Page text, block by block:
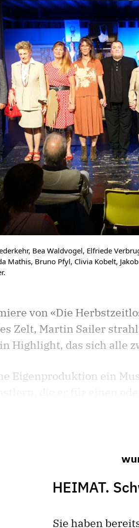
Bea Waldvogel, Elfriede
Mathis, Bruno Pfyl, Clivia Kobelt,
von «Die
Zelt, Martin Sailer
Highlight, das sich alle
Eigenproduktion ein
HEIMAT.
Sie haben